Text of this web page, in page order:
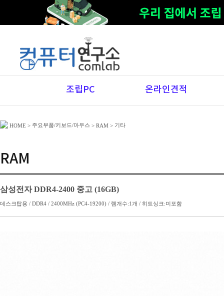
조립PC 온라인견적
HOME > 주요부품/키보드/마우스 > RAM > 기타
RAM
삼성전자 DDR4-2400 중고 (16GB)
데스크탑용 / DDR4 / 2400MHz (PC4-19200) / 램개수:1개 / 히트싱크:미포함